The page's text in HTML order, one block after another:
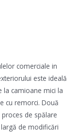
comerciale in
este ideală
la camioane mici la
cu remorci. Două
de spălare
de modificări